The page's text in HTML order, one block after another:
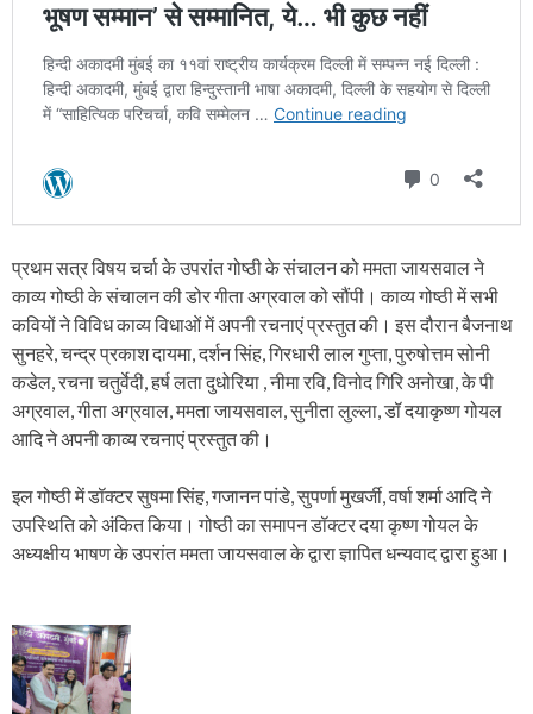
प्रथम सत्र विषय चर्चा के उपरांत गोष्ठी के संचालन को ममता जायसवाल ने
काव्य गोष्ठी के संचालन की डोर गीता अग्रवाल को सौंपी। काव्य गोष्ठी में सभी
कवियों ने विविध काव्य विधाओं में अपनी रचनाएं प्रस्तुत की। इस दौरान बैजनाथ
सुनहरे, चन्द्र प्रकाश दायमा, दर्शन सिंह, गिरधारी लाल गुप्ता, पुरुषोत्तम सोनी
कडेल, रचना चतुर्वेदी, हर्ष लता दुधोरिया , नीमा रवि, विनोद गिरि अनोखा, के पी
अग्रवाल, गीता अग्रवाल, ममता जायसवाल, सुनीता लुल्ला, डॉ दयाकृष्ण गोयल
आदि ने अपनी काव्य रचनाएं प्रस्तुत की।
इल गोष्ठी में डॉक्टर सुषमा सिंह, गजानन पांडे, सुपर्णा मुखर्जी, वर्षा शर्मा आदि ने
उपस्थिति को अंकित किया। गोष्ठी का समापन डॉक्टर दया कृष्ण गोयल के
अध्यक्षीय भाषण के उपरांत ममता जायसवाल के द्वारा ज्ञापित धन्यवाद द्वारा हुआ।
P
o